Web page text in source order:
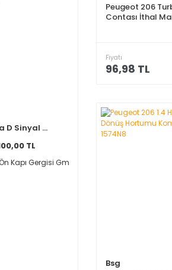
D Sinyal ...
TL
Peugeot 206
Contası İthal
Fiyatı
96,98 TL
Bsg